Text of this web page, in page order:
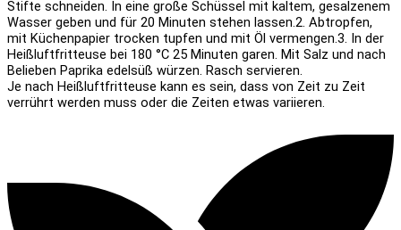
Stifte schneiden. In eine große Schüssel mit kaltem, gesalzenem
Wasser geben und für 20 Minuten stehen lassen.2. Abtropfen,
mit Küchenpapier trocken tupfen und mit Öl vermengen.3. In der
Heißluftfritteuse bei 180 °C 25 Minuten garen. Mit Salz und nach
Belieben Paprika edelsüß würzen. Rasch servieren.
Je nach Heißluftfritteuse kann es sein, dass von Zeit zu Zeit
verrührt werden muss oder die Zeiten etwas variieren.